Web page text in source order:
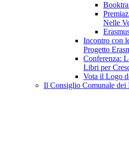
Nelle
Incontro con
Progetto
Conferenza:
Libri per
Vota il Logo
Il Consiglio Comunale dei